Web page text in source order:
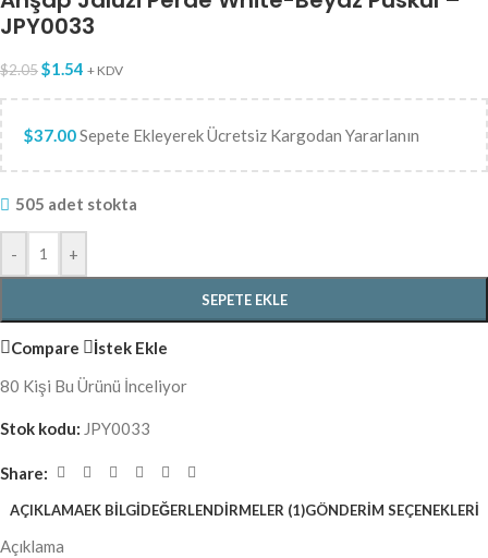
JPY0033
$2.05$1.54 + KDV
$37.00Sepete Ekleyerek Ücretsiz Kargodan Yararlanın
505 adet stokta
- +
SEPETE EKLE
Compare
İstek Ekle
80 Kişi Bu Ürünü İnceliyor
Stok kodu: JPY0033
Share:
AÇIKLAMAEK BILGIDEĞERLENDIRMELER (1)GÖNDERIM SEÇENEKLERI
Açıklama